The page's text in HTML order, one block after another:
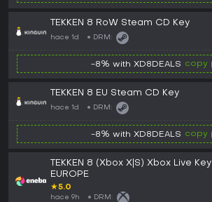
TEKKEN 8 RoW Steam CD Key
hace 1d DRM:
-8% with XD8DEALS copy
TEKKEN 8 EU Steam CD Key
hace 1d DRM:
-8% with XD8DEALS copy
TEKKEN 8 (Xbox X|S) Xbox Live Key
EUROPE
★5.0
hace 9h DRM: